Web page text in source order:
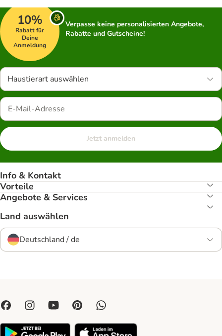
10%
Rabatt für
Deine
Anmeldung
Verpasse keine personalisierten Angebote,
Rabatte und Gutscheine!
Haustierart auswählen
Jetzt anmelden
Info & Kontakt
Vorteile
Angebote & Services
Land auswählen
Deutschland / de